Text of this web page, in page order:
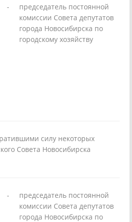
-
председатель постоянной
комиссии Совета депутатов
города Новосибирска по
городскому хозяйству
силу некоторых
Совета Новосибирска
-
председатель постоянной
комиссии Совета депутатов
города Новосибирска по